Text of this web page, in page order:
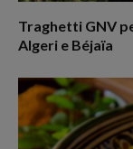
Traghetti GNV
Algeri e Béjaïa